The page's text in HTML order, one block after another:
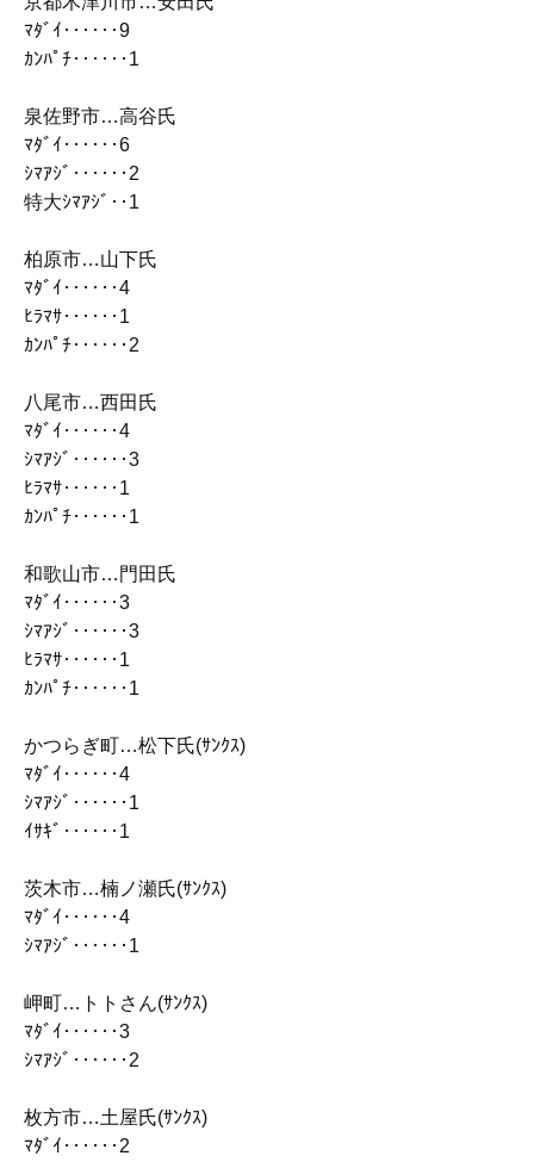
ﾏﾀﾞｲ‥‥‥9
ｶﾝﾊﾟﾁ‥‥‥1
泉佐野市…高谷氏
ﾏﾀﾞｲ‥‥‥6
ｼﾏｱｼﾞ‥‥‥2
特大ｼﾏｱｼﾞ‥1
柏原市…山下氏
ﾏﾀﾞｲ‥‥‥4
ﾋﾗﾏｻ‥‥‥1
ｶﾝﾊﾟﾁ‥‥‥2
八尾市…西田氏
ﾏﾀﾞｲ‥‥‥4
ｼﾏｱｼﾞ‥‥‥3
ﾋﾗﾏｻ‥‥‥1
ｶﾝﾊﾟﾁ‥‥‥1
和歌山市…門田氏
ﾏﾀﾞｲ‥‥‥3
ｼﾏｱｼﾞ‥‥‥3
ﾋﾗﾏｻ‥‥‥1
ｶﾝﾊﾟﾁ‥‥‥1
かつらぎ町…松下氏(ｻﾝｸｽ)
ﾏﾀﾞｲ‥‥‥4
ｼﾏｱｼﾞ‥‥‥1
ｲｻｷﾞ‥‥‥1
茨木市…楠ノ瀬氏(ｻﾝｸｽ)
ﾏﾀﾞｲ‥‥‥4
ｼﾏｱｼﾞ‥‥‥1
岬町…トトさん(ｻﾝｸｽ)
ﾏﾀﾞｲ‥‥‥3
ｼﾏｱｼﾞ‥‥‥2
枚方市…土屋氏(ｻﾝｸｽ)
ﾏﾀﾞｲ‥‥‥2